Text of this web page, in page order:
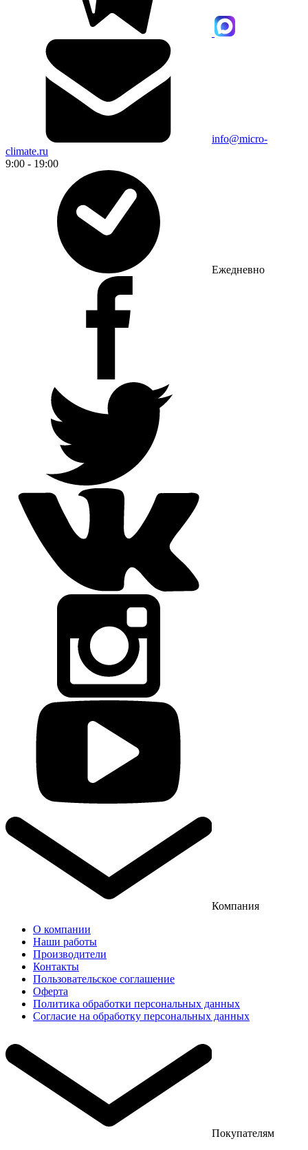
info@micro-
climate.ru
9:00 - 19:00
Ежедневно
Компания
О компании
Наши работы
Производители
Контакты
Пользовательское соглашение
Оферта
Политика обработки персональных данных
Согласие на обработку персональных данных
Покупателям